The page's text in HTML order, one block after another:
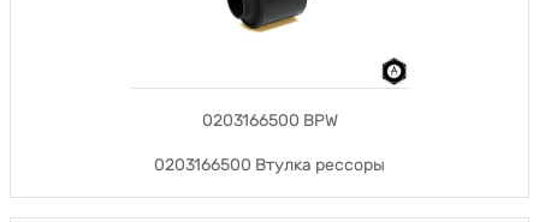
0203166500 BPW
0203166500 Втулка рессоры